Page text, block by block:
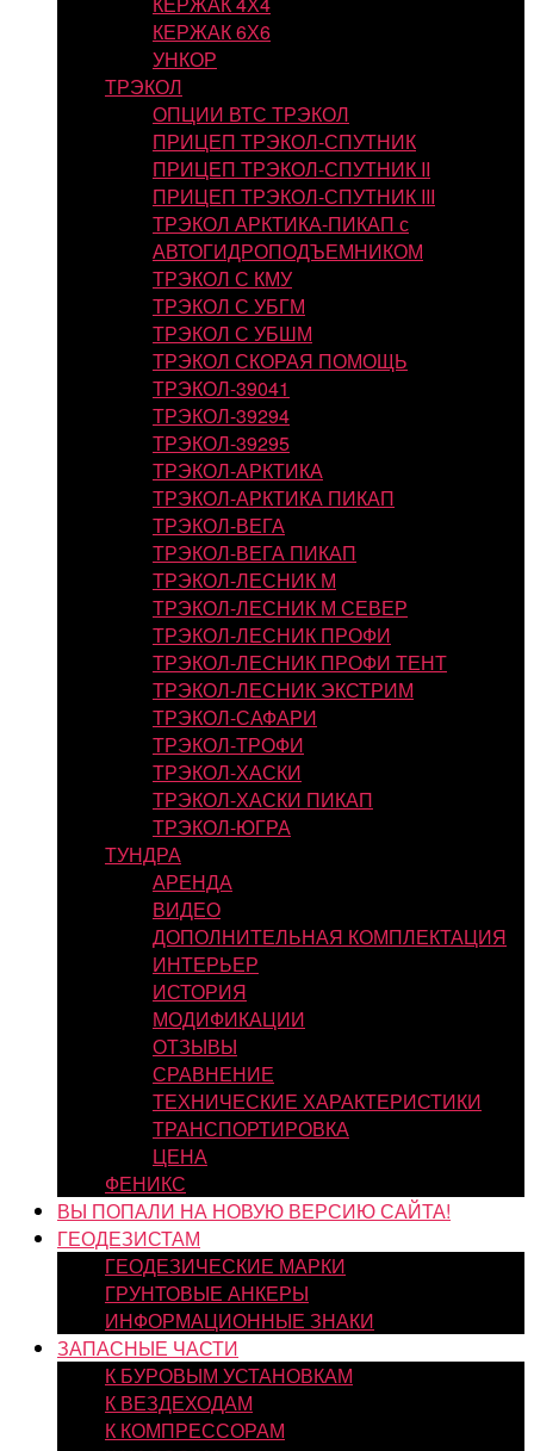
КЕРЖАК 6Х6
УНКОР
ТРЭКОЛ
ОПЦИИ ВТС ТРЭКОЛ
ПРИЦЕП ТРЭКОЛ-СПУТНИК
ПРИЦЕП ТРЭКОЛ-СПУТНИК II
ПРИЦЕП ТРЭКОЛ-СПУТНИК III
ТРЭКОЛ АРКТИКА-ПИКАП с
АВТОГИДРОПОДЪЕМНИКОМ
ТРЭКОЛ С КМУ
ТРЭКОЛ С УБГМ
ТРЭКОЛ С УБШМ
ТРЭКОЛ СКОРАЯ ПОМОЩЬ
ТРЭКОЛ-39041
ТРЭКОЛ-39294
ТРЭКОЛ-39295
ТРЭКОЛ-АРКТИКА
ТРЭКОЛ-АРКТИКА ПИКАП
ТРЭКОЛ-ВЕГА
ТРЭКОЛ-ВЕГА ПИКАП
ТРЭКОЛ-ЛЕСНИК М
ТРЭКОЛ-ЛЕСНИК М СЕВЕР
ТРЭКОЛ-ЛЕСНИК ПРОФИ
ТРЭКОЛ-ЛЕСНИК ПРОФИ ТЕНТ
ТРЭКОЛ-ЛЕСНИК ЭКСТРИМ
ТРЭКОЛ-САФАРИ
ТРЭКОЛ-ТРОФИ
ТРЭКОЛ-ХАСКИ
ТРЭКОЛ-ХАСКИ ПИКАП
ТРЭКОЛ-ЮГРА
ТУНДРА
АРЕНДА
ВИДЕО
ДОПОЛНИТЕЛЬНАЯ КОМПЛЕКТАЦИЯ
ИНТЕРЬЕР
ИСТОРИЯ
МОДИФИКАЦИИ
ОТЗЫВЫ
СРАВНЕНИЕ
ТЕХНИЧЕСКИЕ ХАРАКТЕРИСТИКИ
ТРАНСПОРТИРОВКА
ЦЕНА
ФЕНИКС
ВЫ ПОПАЛИ НА НОВУЮ ВЕРСИЮ САЙТА!
ГЕОДЕЗИСТАМ
ГЕОДЕЗИЧЕСКИЕ МАРКИ
ГРУНТОВЫЕ АНКЕРЫ
ИНФОРМАЦИОННЫЕ ЗНАКИ
ЗАПАСНЫЕ ЧАСТИ
К БУРОВЫМ УСТАНОВКАМ
К ВЕЗДЕХОДАМ
К КОМПРЕССОРАМ